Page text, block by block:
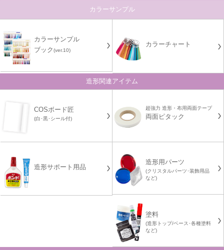
カラーサンプル
カラーサンプル
ブック(ver.10)
カラーチャート
造形関連アイテム
COSボード匠
(白･黒･シール付)
超強力 造形・布用両面テープ
両面ピタック
造形サポート用品
造形用パーツ
(クリスタルパーツ･装飾用品
など)
塗料
(造形トップ/ベース･各種塗料
など)